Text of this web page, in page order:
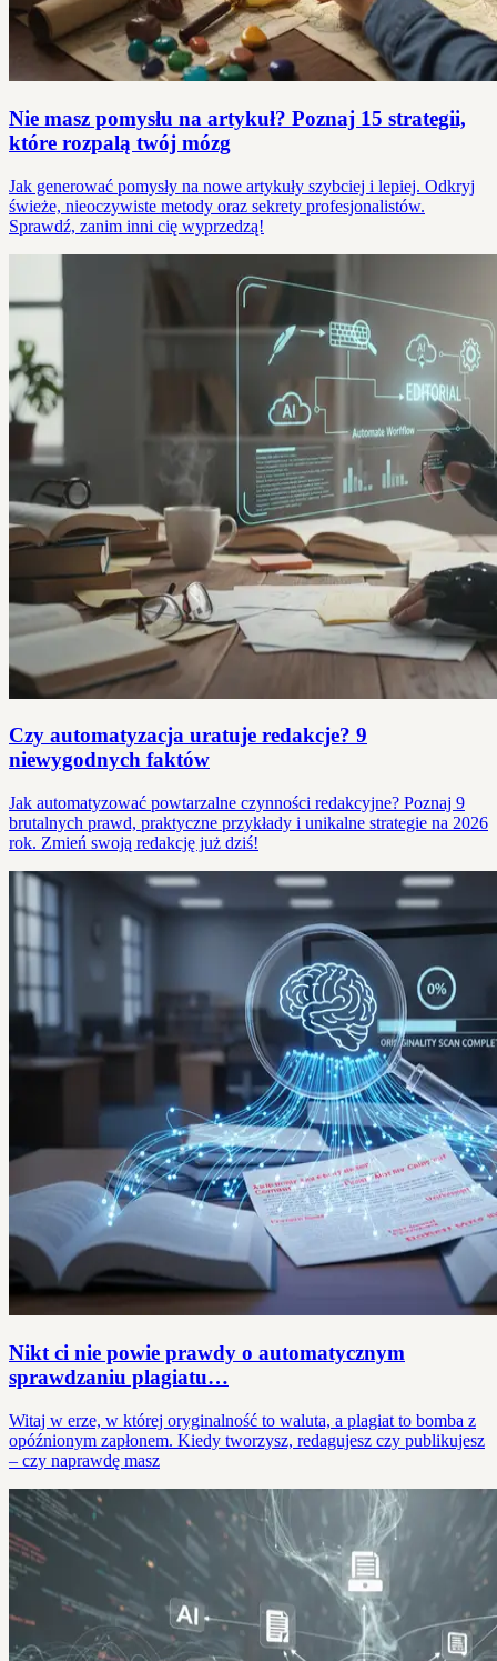
Nie masz pomysłu na artykuł? Poznaj 15 strategii,
które rozpalą twój mózg
Jak generować pomysły na nowe artykuły szybciej i lepiej. Odkryj
świeże, nieoczywiste metody oraz sekrety profesjonalistów.
Sprawdź, zanim inni cię wyprzedzą!
Czy automatyzacja uratuje redakcje? 9
niewygodnych faktów
Jak automatyzować powtarzalne czynności redakcyjne? Poznaj 9
brutalnych prawd, praktyczne przykłady i unikalne strategie na 2026
rok. Zmień swoją redakcję już dziś!
Nikt ci nie powie prawdy o automatycznym
sprawdzaniu plagiatu…
Witaj w erze, w której oryginalność to waluta, a plagiat to bomba z
opóźnionym zapłonem. Kiedy tworzysz, redagujesz czy publikujesz
– czy naprawdę masz